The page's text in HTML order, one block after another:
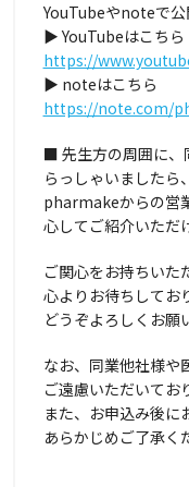
YouTubeやnoteで公
▶ YouTubeはこちら
https://
▶ noteはこちら
https://note.com/
■ 先生方の周囲に、
らっしゃいましたら
pharmakeからの営
心してご紹介いただ
ご関心をお持ちいた
心よりお待ちしてお
どうぞよろしくお願
なお、同業他社様や
ご遠慮いただいてお
また、お申込み後に
あらかじめご了承く